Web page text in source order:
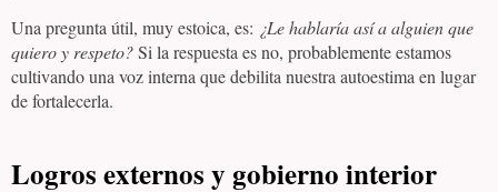
Una pregunta útil, muy estoica, es: ¿Le hablaría así a alguien que
quiero y respeto?Si la respuesta es no, probablemente estamos
cultivando una voz interna que debilita nuestra autoestima en lugar
de fortalecerla.
Logros externos y gobierno interior